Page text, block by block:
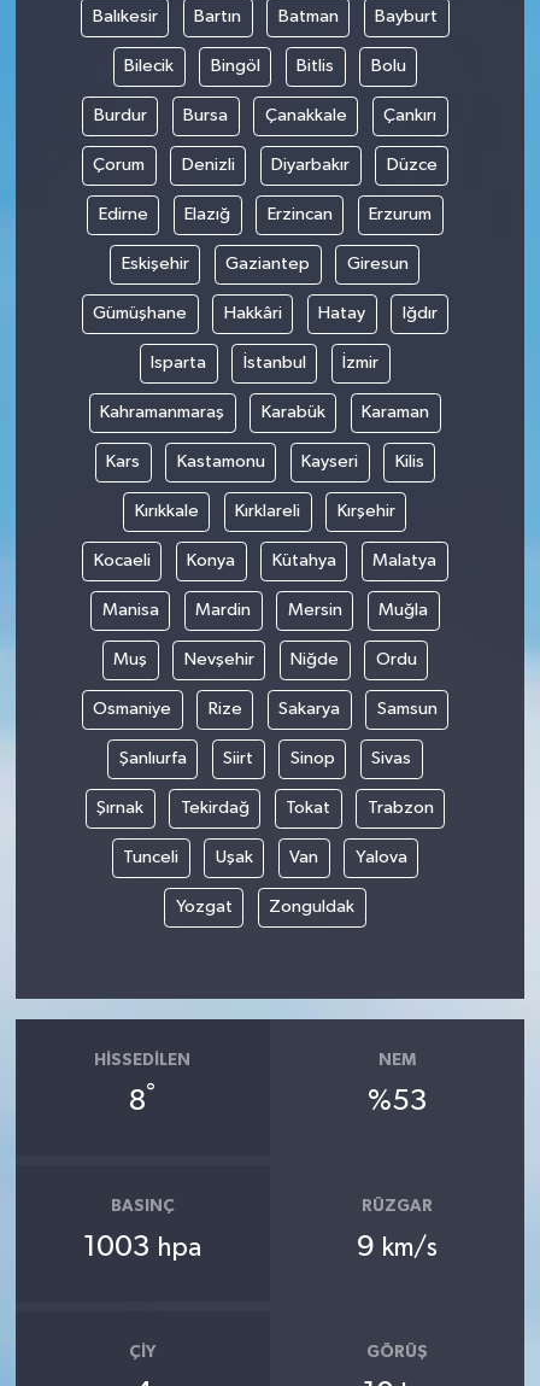
Balıkesir Bartın Batman Bayburt
Bilecik Bingöl Bitlis Bolu
Burdur Bursa Çanakkale Çankırı
Çorum Denizli Diyarbakır Düzce
Edirne Elazığ Erzincan Erzurum
Eskişehir Gaziantep Giresun
Gümüşhane Hakkâri Hatay Iğdır
Isparta İstanbul İzmir
Kahramanmaraş Karabük Karaman
Kars Kastamonu Kayseri Kilis
Kırıkkale Kırklareli Kırşehir
Kocaeli Konya Kütahya Malatya
Manisa Mardin Mersin Muğla
Muş Nevşehir Niğde Ordu
Osmaniye Rize Sakarya Samsun
Şanlıurfa Siirt Sinop Sivas
Şırnak Tekirdağ Tokat Trabzon
Tunceli Uşak Van Yalova
Yozgat Zonguldak
HISSEDILEN
8°
NEM
%53
BASINÇ
1003 hpa
RÜZGAR
9 km/s
ÇIY GÖRÜŞ